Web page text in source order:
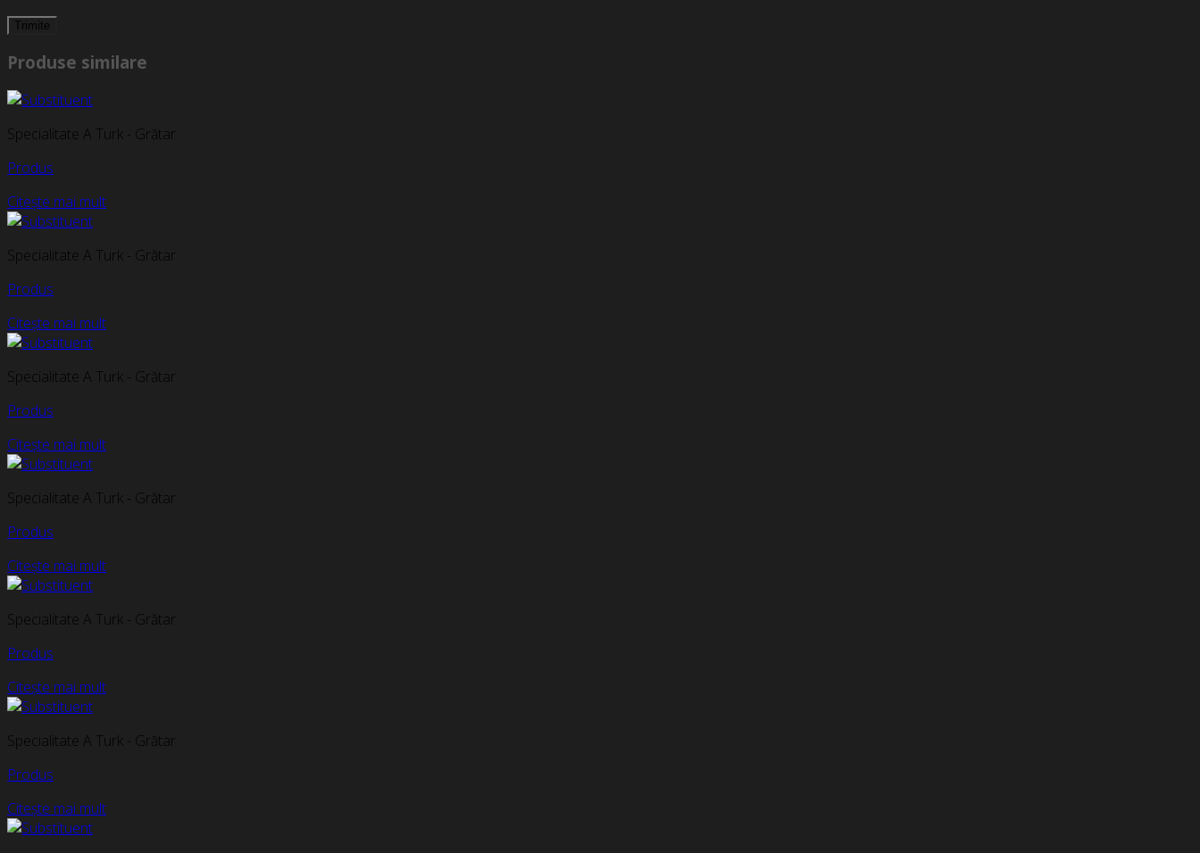
Produse similare
Specialitate A Turk - Grătar
Produs
Citește mai mult
Specialitate A Turk - Grătar
Produs
Citește mai mult
Specialitate A Turk - Grătar
Produs
Citește mai mult
Specialitate A Turk - Grătar
Produs
Citește mai mult
Specialitate A Turk - Grătar
Produs
Citește mai mult
Specialitate A Turk - Grătar
Produs
Citește mai mult